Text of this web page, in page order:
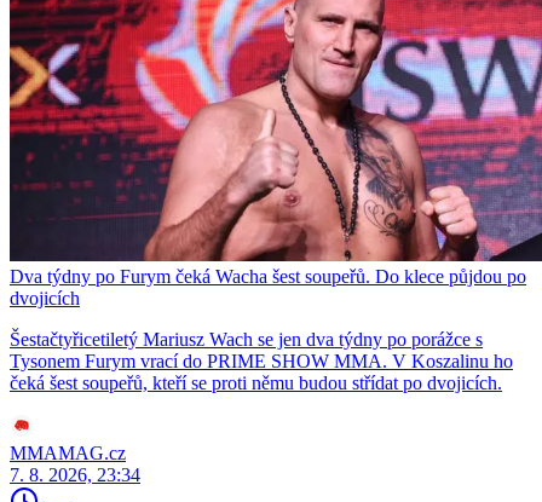
Dva týdny po Furym čeká Wacha šest soupeřů. Do klece půjdou po
dvojicích
Šestačtyřicetiletý Mariusz Wach se jen dva týdny po porážce s
Tysonem Furym vrací do PRIME SHOW MMA. V Koszalinu ho
čeká šest soupeřů, kteří se proti němu budou střídat po dvojicích.
MMAMAG.cz
7. 8. 2026, 23:34